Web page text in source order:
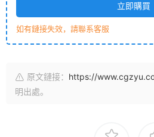
立即購買
如有鏈接失效，請聯系客服
原文鏈接： https://
明出處。